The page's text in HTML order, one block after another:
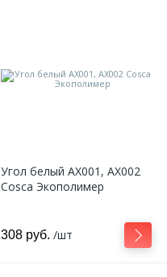
Угол белый AX001, AX002
Cosca Экополимер
308 руб. /шт